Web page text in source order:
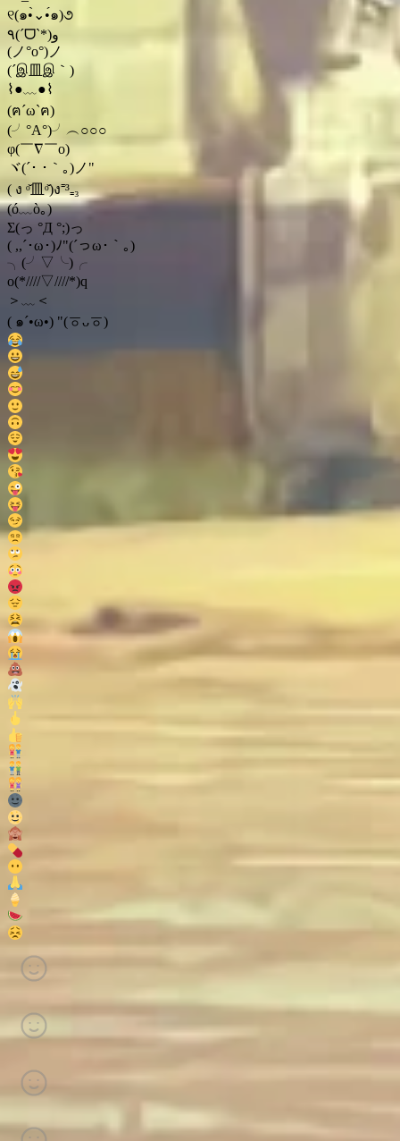
୧(๑•̀⌄•́๑)૭
٩(ˊᗜˋ*)و
(ノ°ο°)ノ
(´இ皿இ｀)
⌇●﹏●⌇
(ฅ´ω`ฅ)
(╯°A°)╯︵○○○
φ(￣∇￣o)
ヾ(´･ ･｀｡)ノ"
( ง ᵒ̌皿ᵒ̌)ง⁼³₌₃
(ó﹏ò｡)
Σ(っ °Д °;)っ
( ,,´･ω･)ﾉ"(´っω･｀｡)
╮(╯▽╰)╭
o(*////▽////*)q
＞﹏＜
( ๑´•ω•) "(ㆆᴗㆆ)